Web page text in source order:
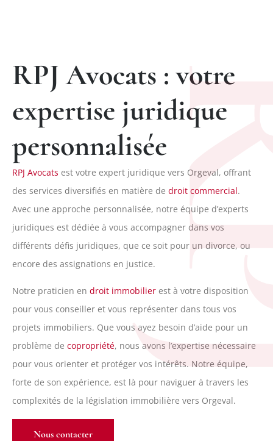
RPJ Avocats : votre
expertise juridique
personnalisée
RPJ Avocats est votre expert juridique vers Orgeval, offrant
des services diversifiés en matière de droit commercial.
Avec une approche personnalisée, notre équipe d’experts
juridiques est dédiée à vous accompagner dans vos
différents défis juridiques, que ce soit pour un divorce, ou
encore des assignations en justice.
Notre praticien en droit immobilier est à votre disposition
pour vous conseiller et vous représenter dans tous vos
projets immobiliers. Que vous ayez besoin d’aide pour un
problème de copropriété, nous avons l’expertise nécessaire
pour vous orienter et protéger vos intérêts. Notre équipe,
forte de son expérience, est là pour naviguer à travers les
complexités de la législation immobilière vers Orgeval.
Nous contacter